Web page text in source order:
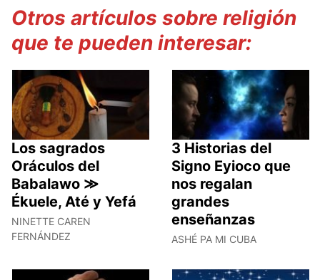
Otros artículos sobre religión
que te pueden interesar:
Los sagrados
Oráculos del
Babalawo ≫
Ékuele, Até y Yefá
NINETTE CAREN
FERNÁNDEZ
3 Historias del
Signo Eyioco que
nos regalan
grandes
enseñanzas
ASHÉ PA MI CUBA